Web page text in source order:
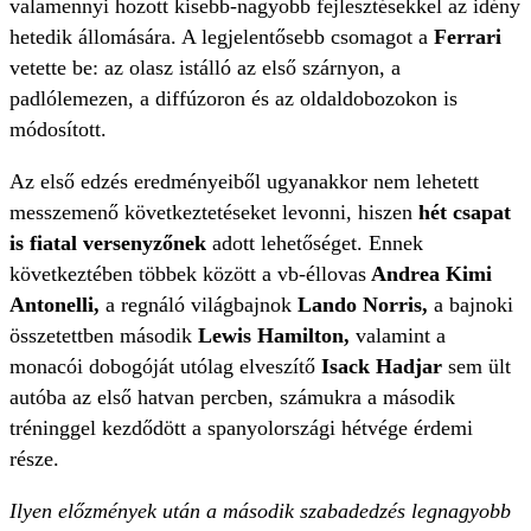
valamennyi hozott kisebb-nagyobb fejlesztésekkel az idény
hetedik állomására. A legjelentősebb csomagot a Ferrari
vetette be: az olasz istálló az első szárnyon, a
padlólemezen, a diffúzoron és az oldaldobozokon is
módosított.
Az első edzés eredményeiből ugyanakkor nem lehetett
messzemenő következtetéseket levonni, hiszen hét csapat
is fiatal versenyzőnek adott lehetőséget. Ennek
következtében többek között a vb-éllovas Andrea Kimi
Antonelli, a regnáló világbajnok Lando Norris, a bajnoki
összetettben második Lewis Hamilton, valamint a
monacói dobogóját utólag elveszítő Isack Hadjar sem ült
autóba az első hatvan percben, számukra a második
tréninggel kezdődött a spanyolországi hétvége érdemi
része.
Ilyen előzmények után a második szabadedzés legnagyobb